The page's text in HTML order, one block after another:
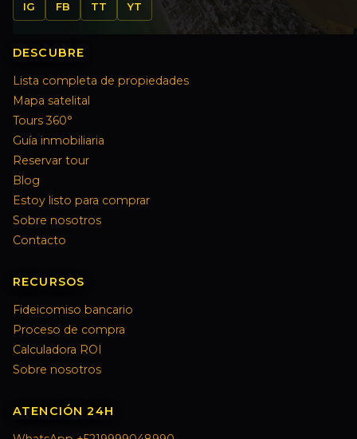
IG FB TT YT
DESCUBRE
Lista completa de propiedades
Mapa satelital
Tours 360°
Guía inmobiliaria
Reservar tour
Blog
Estoy listo para comprar
Sobre nosotros
Contacto
RECURSOS
Fideicomiso bancario
Proceso de compra
Calculadora ROI
Sobre nosotros
ATENCIÓN 24H